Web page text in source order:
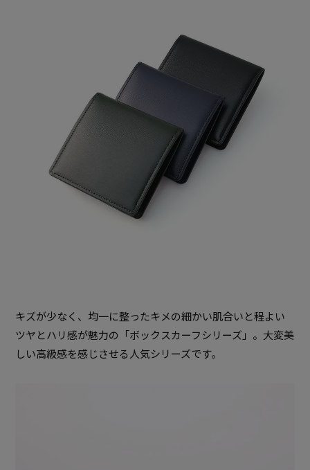
キズが少なく、均一に整ったキメの細かい肌合いと程よい
ツヤとハリ感が魅力の「ボックスカーフシリーズ」。大変美
しい高級感を感じさせる人気シリーズです。